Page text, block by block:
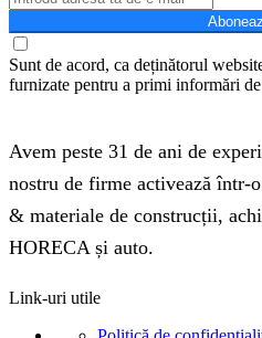
Sunt de acord, ca deținătorul
furnizate pentru a primi informări
Avem peste 31 de ani de
nostru de firme activează într-
& materiale de construcții,
HORECA și auto.
Link-uri utile